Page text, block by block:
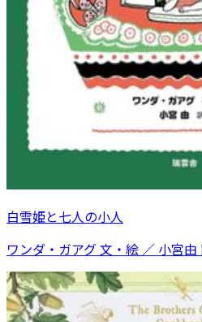
白雪姫と七人の小人
ワンダ・ガアグ 文・絵 ／ 小宮由